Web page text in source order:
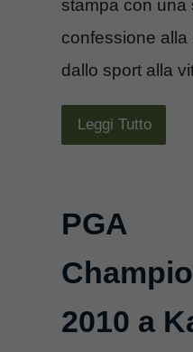
stampa con una
confessione
dallo sport alla
Leggi Tutto
PGA
2010 a